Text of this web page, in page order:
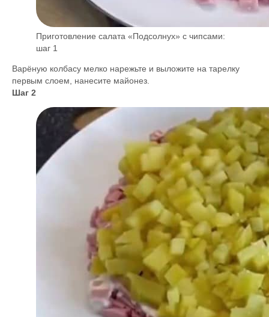
Приготовление салата «Подсолнух» с чипсами:
шаг 1
Варёную колбасу мелко нарежьте и выложите на тарелку
первым слоем, нанесите майонез.
Шаг 2